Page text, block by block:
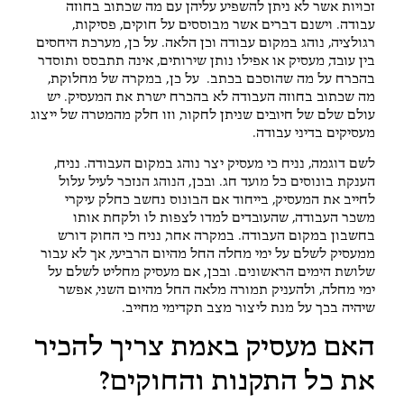
זכויות אשר לא ניתן להשפיע עליהן עם מה שכתוב בחוזה
עבודה. וישנם דברים אשר מבוססים על חוקים, פסיקות,
רגולציה, נוהג במקום עבודה וכן הלאה. על כן, מערכת היחסים
בין עובד, מעסיק או אפילו נותן שירותים, אינה תתבסס ותוסדר
בהכרח על מה שהוסכם בכתב. על כן, במקרה של מחלוקת,
מה שכתוב בחוזה העבודה לא בהכרח ישרת את המעסיק. יש
עולם שלם של חיובים שניתן לחקור, וזו חלק מהמטרה של ייצוג
מעסיקים בדיני עבודה.
לשם דוגמה, נניח כי מעסיק יצר נוהג במקום העבודה. נניח,
הענקת בונוסים כל מועד חג. ובכן, הנוהג הנזכר לעיל עלול
לחייב את המעסיק, בייחוד אם הבונוס נחשב כחלק עיקרי
משכר העבודה, שהעובדים למדו לצפות לו ולקחת אותו
בחשבון במקום העבודה. במקרה אחר, נניח כי החוק דורש
ממעסיק לשלם על ימי מחלה החל מהיום הרביעי, אך לא עבור
שלושת הימים הראשונים. ובכן, אם מעסיק מחליט לשלם על
ימי מחלה, ולהעניק תמורה מלאה החל מהיום השני, אפשר
שיהיה בכך על מנת ליצור מצב תקדימי מחייב.
האם מעסיק באמת צריך להכיר
את כל התקנות והחוקים?